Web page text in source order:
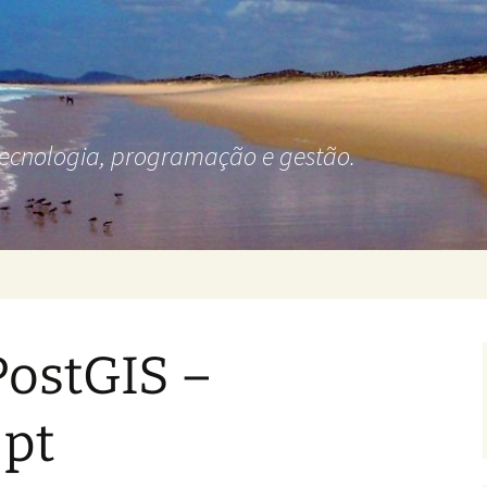
programação e gestão.
–